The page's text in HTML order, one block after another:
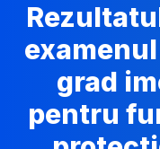
grad
pentru